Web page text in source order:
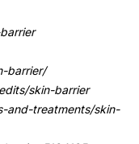
barrier/
skin-barrier
and-treatments/skin-